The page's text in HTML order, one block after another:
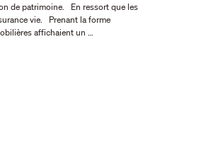
En ressort que les
la forme
affichaient un …